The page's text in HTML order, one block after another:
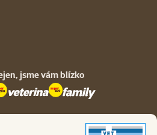
jsme vám blízko